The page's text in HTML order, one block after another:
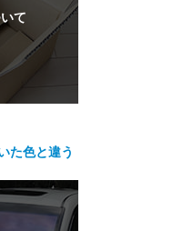
た色と違う